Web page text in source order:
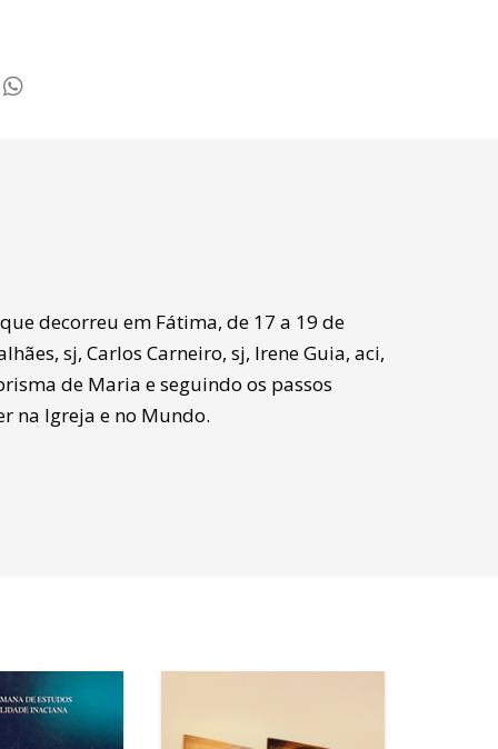
decorreu em Fátima, de 17 a 19 de
sj, Carlos Carneiro, sj, Irene Guia, aci,
de Maria e seguindo os passos
na Igreja e no Mundo.